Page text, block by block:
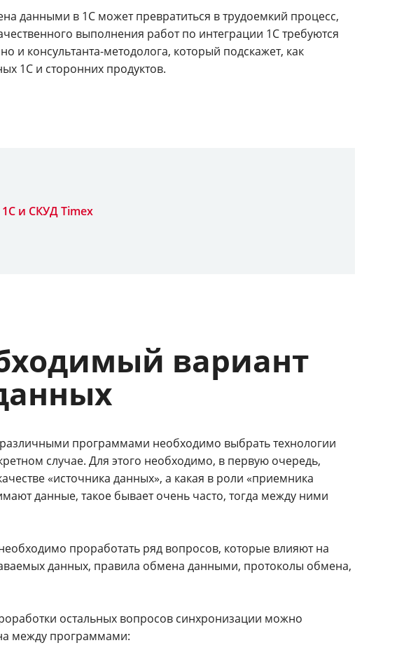
данными в 1С может превратиться в трудоемкий процесс,
выполнения работ по интеграции 1С требуются
и консультанта-методолога, который подскажет, как
1С и сторонних продуктов.
и СКУД Timex
вариант
программами необходимо выбрать технологии
случае. Для этого необходимо, в первую очередь,
«источника данных», а какая в роли «приемника
данные, такое бывает очень часто, тогда между ними
проработать ряд вопросов, которые влияют на
данных, правила обмена данными, протоколы обмена,
остальных вопросов синхронизации можно
между программами: